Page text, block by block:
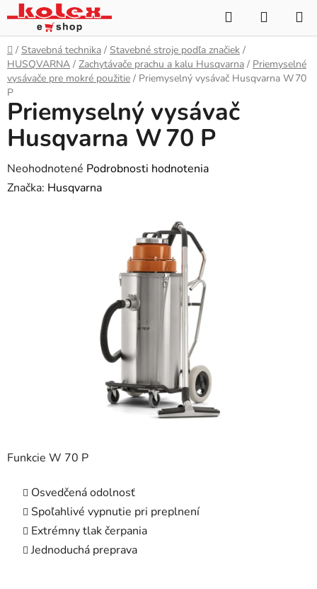
Prejsť
na
obsah
Hľadať
KOŠÍK
Domov
/ Stavebná technika / Stavebné stroje podľa značiek /
HUSQVARNA / Zachytávače prachu a kalu Husqvarna / Priemyselné
vysávače pre mokré použitie / Priemyselný vysávač Husqvarna W 70
P
Funkcie W 70 P
Osvedčená odolnosť
Spoľahlivé vypnutie pri preplnení
Extrémny tlak čerpania
Jednoduchá preprava
Priemyselný vysávač
Husqvarna W 70 P
Priemerné
hodnotenie
Neohodnotené Podrobnosti hodnotenia
Značka: Husqvarna